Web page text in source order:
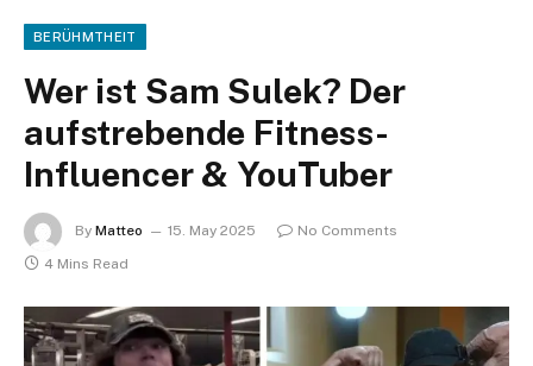
BERÜHMTHEIT
Wer ist Sam Sulek? Der
aufstrebende Fitness-
Influencer & YouTuber
By Matteo 15. May 2025
No Comments
4 Mins Read